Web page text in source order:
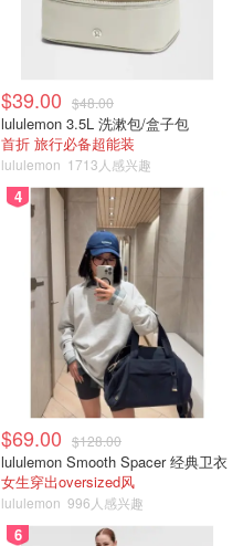
$39.00 $48.00
lululemon 3.5L 洗漱包/盒子包
首折 旅行必备超能装
lululemon 1713人感兴趣
4
$69.00 $128.00
lululemon Smooth Spacer 经典卫衣
女生穿出oversized风
lululemon 996人感兴趣
6